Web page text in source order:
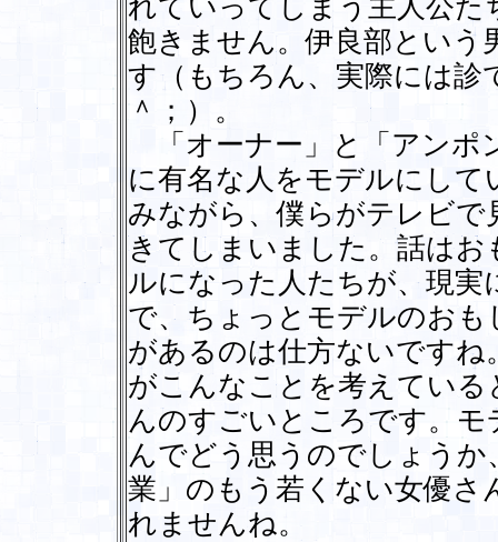
れていってしまう主人公
飽きません。伊良部という
す（もちろん、実際には
＾；）。
「オーナー」と「アンポ
に有名な人をモデルにし
みながら、僕らがテレビ
きてしまいました。話は
ルになった人たちが、現
で、ちょっとモデルのお
があるのは仕方ないです
がこんなことを考えてい
んのすごいところです。
んでどう思うのでしょう
業」のもう若くない女優
れませんね。